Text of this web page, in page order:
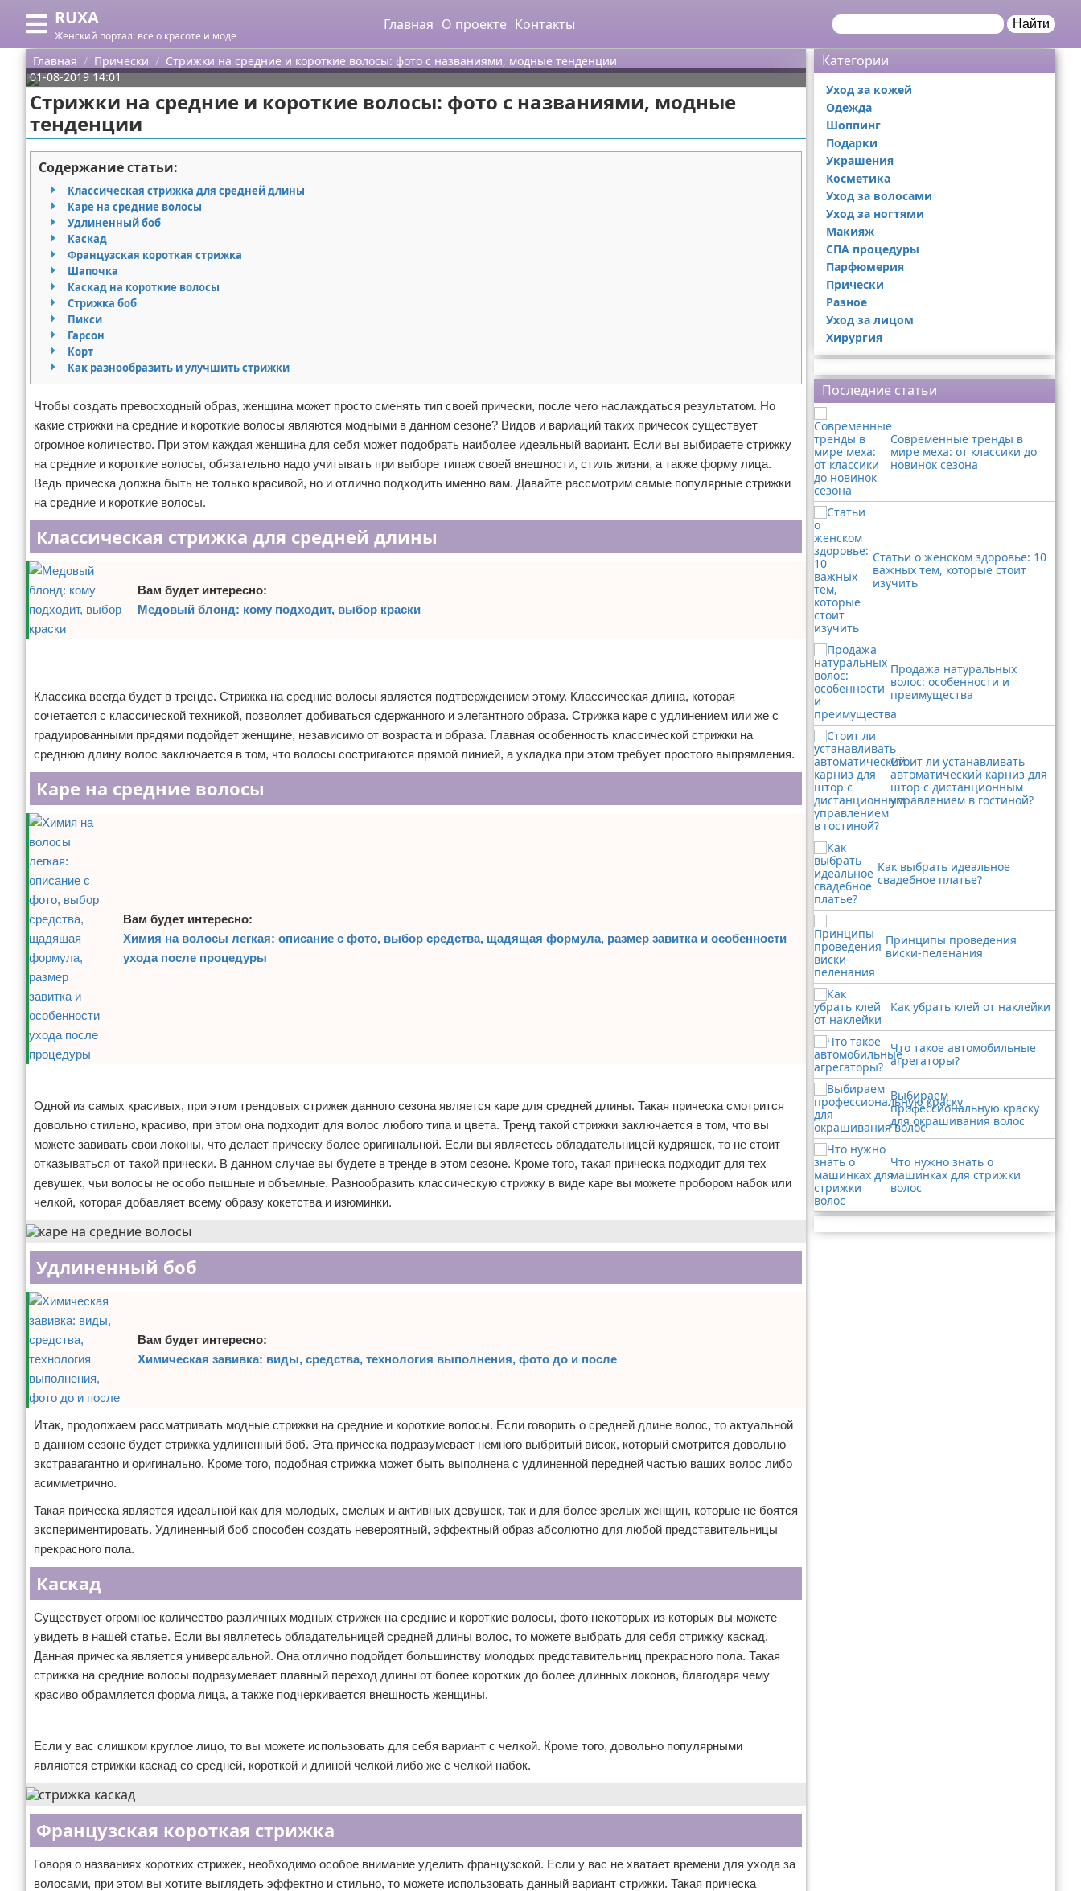
RUXA
Женский портал: все о красоте и моде
Главная О проекте Контакты Найти
Меню
Главная
Категории
Уход за кожей
Одежда
Шоппинг
Подарки
Украшения
Косметика
Уход за волосами
Уход за ногтями
СПА процедуры
Парфюмерия
Разное
Уход за лицом
Хирургия
Поиск
О проекте
Контакты
Сотрудничество
Размещение рекламы
Для правообладателей
Условия предоставления информации
Отказ от ответственности
Главная Прически
Стрижки на средние и короткие волосы: фото с названиями, модные тенденции
01-08-2019 14:01
Стрижки на средние и короткие волосы: фото с названиями, модные
тенденции
Содержание статьи:
Классическая стрижка для средней длины
Каре на средние волосы
Удлиненный боб
Каскад
Французская короткая стрижка
Шапочка
Каскад на короткие волосы
Стрижка боб
Пикси
Гарсон
Корт
Как разнообразить и улучшить стрижки
Чтобы создать превосходный образ, женщина может просто сменять тип своей прически, после чего наслаждаться результатом. Но
какие стрижки на средние и короткие волосы являются модными в данном сезоне? Видов и вариаций таких причесок существует
огромное количество. При этом каждая женщина для себя может подобрать наиболее идеальный вариант. Если вы выбираете стрижку
на средние и короткие волосы, обязательно надо учитывать при выборе типаж своей внешности, стиль жизни, а также форму лица.
Ведь прическа должна быть не только красивой, но и отлично подходить именно вам. Давайте рассмотрим самые популярные стрижки
на средние и короткие волосы.
Классическая стрижка для средней длины
Вам будет интересно:
Медовый блонд: кому подходит, выбор краски
Классика всегда будет в тренде. Стрижка на средние волосы является подтверждением этому. Классическая длина, которая
сочетается с классической техникой, позволяет добиваться сдержанного и элегантного образа. Стрижка каре с удлинением или же с
градуированными прядями подойдет женщине, независимо от возраста и образа. Главная особенность классической стрижки на
среднюю длину волос заключается в том, что волосы состригаются прямой линией, а укладка при этом требует простого выпрямления.
Каре на средние волосы
Вам будет интересно:
Химия на волосы легкая: описание с фото, выбор средства, щадящая формула, размер завитка и особенности
ухода после процедуры
Одной из самых красивых, при этом трендовых стрижек данного сезона является каре для средней длины. Такая прическа смотрится
довольно стильно, красиво, при этом она подходит для волос любого типа и цвета. Тренд такой стрижки заключается в том, что вы
можете завивать свои локоны, что делает прическу более оригинальной. Если вы являетесь обладательницей кудряшек, то не стоит
отказываться от такой прически. В данном случае вы будете в тренде в этом сезоне. Кроме того, такая прическа подходит для тех
девушек, чьи волосы не особо пышные и объемные. Разнообразить классическую стрижку в виде каре вы можете пробором набок или
челкой, которая добавляет всему образу кокетства и изюминки.
Удлиненный боб
Вам будет интересно:
Химическая завивка: виды, средства, технология выполнения, фото до и после
Итак, продолжаем рассматривать модные стрижки на средние и короткие волосы. Если говорить о средней длине волос, то актуальной
в данном сезоне будет стрижка удлиненный боб. Эта прическа подразумевает немного выбритый висок, который смотрится довольно
экстравагантно и оригинально. Кроме того, подобная стрижка может быть выполнена с удлиненной передней частью ваших волос либо
асимметрично.
Такая прическа является идеальной как для молодых, смелых и активных девушек, так и для более зрелых женщин, которые не боятся
экспериментировать. Удлиненный боб способен создать невероятный, эффектный образ абсолютно для любой представительницы
прекрасного пола.
Каскад
Существует огромное количество различных модных стрижек на средние и короткие волосы, фото некоторых из которых вы можете
увидеть в нашей статье. Если вы являетесь обладательницей средней длины волос, то можете выбрать для себя стрижку каскад.
Данная прическа является универсальной. Она отлично подойдет большинству молодых представительниц прекрасного пола. Такая
стрижка на средние волосы подразумевает плавный переход длины от более коротких до более длинных локонов, благодаря чему
красиво обрамляется форма лица, а также подчеркивается внешность женщины.
Если у вас слишком круглое лицо, то вы можете использовать для себя вариант с челкой. Кроме того, довольно популярными
являются стрижки каскад со средней, короткой и длиной челкой либо же с челкой набок.
Французская короткая стрижка
Говоря о названиях коротких стрижек, необходимо особое внимание уделить французской. Если у вас не хватает времени для ухода за
волосами, при этом вы хотите выглядеть эффектно и стильно, то можете использовать данный вариант стрижки. Такая прическа
Категории
Уход за кожей
Одежда
Шоппинг
Подарки
Украшения
Косметика
Уход за волосами
Уход за ногтями
Макияж
СПА процедуры
Парфюмерия
Прически
Разное
Уход за лицом
Хирургия
Последние статьи
Современные тренды в
мире меха: от классики до
новинок сезона
Статьи о женском здоровье: 10
важных тем, которые стоит
изучить
Продажа натуральных
волос: особенности и
преимущества
Стоит ли устанавливать
автоматический карниз для
штор с дистанционным
управлением в гостиной?
Как выбрать идеальное
свадебное платье?
Принципы проведения
виски-пеленания
Как убрать клей от наклейки
Что такое автомобильные
агрегаторы?
Выбираем
профессиональную краску
для окрашивания волос
Что нужно знать о
машинках для стрижки
волос